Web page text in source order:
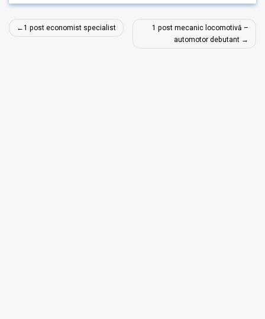
Navigare
în
1 post economist specialist
1 post mecanic locomotivă –
automotor debutant